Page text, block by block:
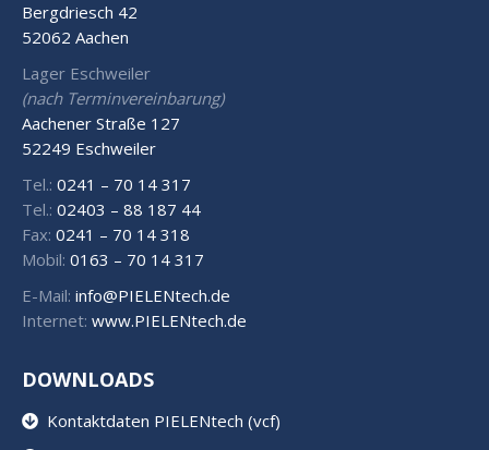
Bergdriesch 42
52062 Aachen
Lager Eschweiler
(nach Terminvereinbarung)
Aachener Straße 127
52249 Eschweiler
Tel.: 0241 – 70 14 317
Tel.: 02403 – 88 187 44
Fax: 0241 – 70 14 318
Mobil: 0163 – 70 14 317
E-Mail: info@PIELENtech.de
Internet: www.PIELENtech.de
DOWNLOADS
Kontaktdaten PIELENtech (vcf)